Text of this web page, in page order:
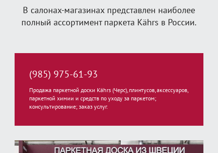
В салонах-магазинах представлен наиболее
полный ассортимент паркета Kährs в России.
(985) 975-61-93
Продажа паркетной доски Kährs (Черс), плинтусов, аксессуаров,
паркетной химии и средств по уходу за паркетом;
консультирование; заказ услуг.